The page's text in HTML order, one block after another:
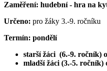
Zaměření: hudební - hra na
Určeno: pro žáky 3.-9. ročníku
Termín: pondělí
starší žáci (6.-9. ročník)
mladší žáci (3.-5. ročník)